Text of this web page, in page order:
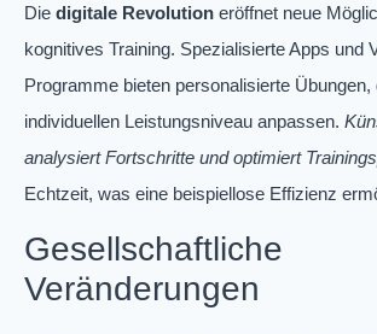
Die digitale Revolution eröffnet neue
kognitives Training. Spezialisierte Apps und
Programme bieten personalisierte Übungen,
individuellen Leistungsniveau anpassen.
analysiert Fortschritte und optimiert
Echtzeit, was eine beispiellose Effizienz
Gesellschaftliche
Veränderungen